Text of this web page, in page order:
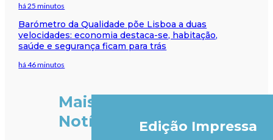
há 25 minutos
Barómetro da Qualidade põe Lisboa a duas
velocidades: economia destaca-se, habitação,
saúde e segurança ficam para trás
há 46 minutos
Mais
Notícias
Edição Impressa